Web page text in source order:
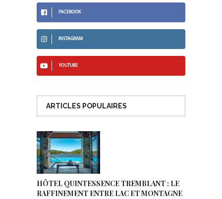
FACEBOOK
INSTAGRAM
YOUTUBE
ARTICLES POPULAIRES
HÔTEL QUINTESSENCE TREMBLANT : LE
RAFFINEMENT ENTRE LAC ET MONTAGNE